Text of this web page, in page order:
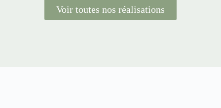
Voir toutes nos réalisations